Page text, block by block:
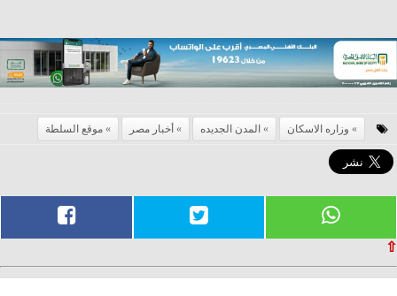
وزاره الاسكان المدن الجديده أخبار مصر موقع السلطة
⇧